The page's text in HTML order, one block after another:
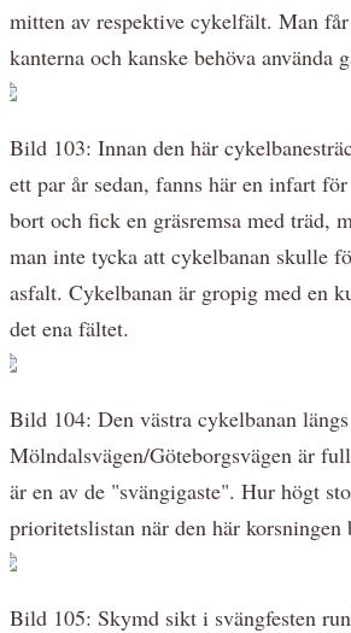
mitten av respektive cykelfält. Man
kanterna och kanske behöva använda
Bild 103: Innan den här
ett par år sedan, fanns här en infart
bort och fick en gräsremsa med träd,
man inte tycka att cykelbanan skulle
asfalt. Cykelbanan är gropig med en
det ena fältet.
Bild 104: Den västra cykelbanan längs
Mölndalsvägen/Göteborgsvägen är
är en av de "svängigaste". Hur högt
prioritetslistan när den här korsningen
Bild 105: Skymd sikt i svängfesten